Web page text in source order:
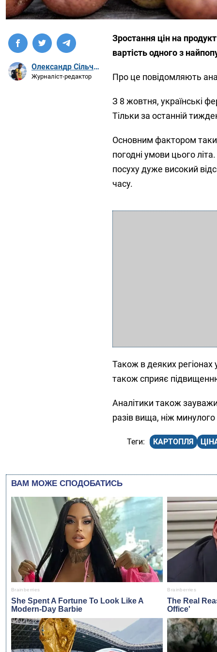
Олександр Сільченко
Журналіст-редактор
Зростання цін на
вартість одного з
Про це повідомляють
З 8 жовтня, українські
Тільки за останній
Основним фактором
погодні умови цього
посуху дуже високий
часу.
Також в деяких
також сприяє
Аналітики також
разів вища, ніж
КАРТОПЛЯ